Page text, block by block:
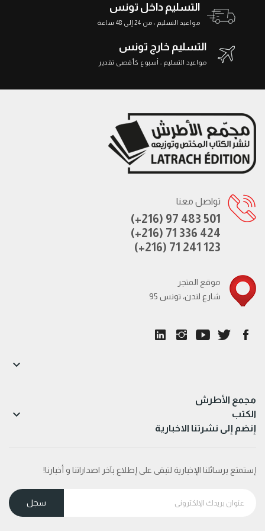
التسليم داخل تونس
مواعيد التسليم : من 24 إلى 48 ساعة
التسليم خارج تونس
مواعيد التسليم : أسبوع كأقصى تقدير
تواصل معنا
(+216) 97 483 501
(+216) 71 336 424
(+216) 71 241 123
موقع المتجر
95 شارع لندن، تونس
مجمع الأطرش

الكتب 
إنضم إلى نشرتنا الاخبارية
إستمتع برسائلنا الإخبارية لتبقى على إطلاع بآخر اصداراتنا و أخبارنا!